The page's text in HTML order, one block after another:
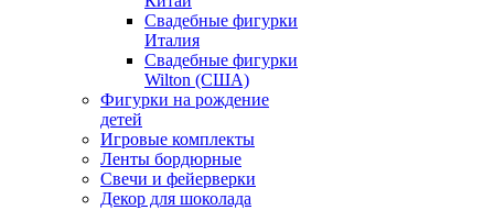
Свадебные фигурки
Италия
Свадебные фигурки
Wilton (США)
Фигурки на рождение
детей
Игровые комплекты
Ленты бордюрные
Свечи и фейерверки
Декор для шоколада